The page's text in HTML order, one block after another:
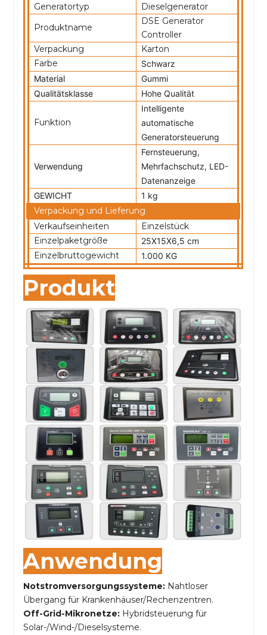
Generatortyp
Dieselgenerator
Produktname
DSE Generator
Controller
Verpackung
Karton
Farbe
Schwarz
Material
Gummi
Qualitätsklasse
Hohe Qualität
Funktion
Intelligente
automatische
Generatorsteuerung
Verwendung
Fernsteuerung,
Mehrfachschutz, LED-
Datenanzeige
GEWICHT
1 kg
Verpackung und Lieferung
Verkaufseinheiten
Einzelstück
Einzelpaketgröße
25X15X6,5 cm
Einzelbruttogewicht 1.000 KG
Produkt
Anwendung
Notstromversorgungssysteme: Nahtloser
Übergang für Krankenhäuser/Rechenzentren.
Off-Grid-Mikronetze: Hybridsteuerung für
Solar-/Wind-/Dieselsysteme.